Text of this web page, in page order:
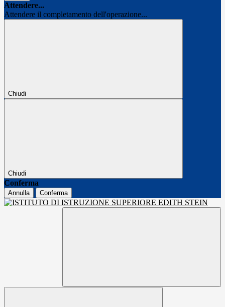
Attendere...
Attendere il completamento dell'operazione...
Chiudi
Chiudi
Conferma
Annulla Conferma